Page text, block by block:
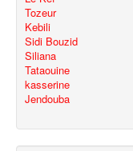
Tozeur
Kebili
Sidi Bouzid
Siliana
Tataouine
kasserine
Jendouba